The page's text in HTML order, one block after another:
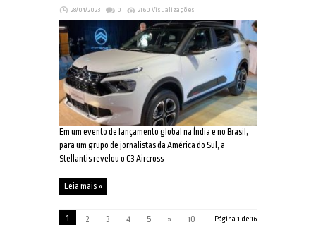
28/04/2023 0 2160 Visualizações
Em um evento de lançamento global na Índia e no Brasil,
para um grupo de jornalistas da América do Sul, a
Stellantis revelou o C3 Aircross
Leia mais »
Página 1 de 16
1 2 3 4 5 »
10